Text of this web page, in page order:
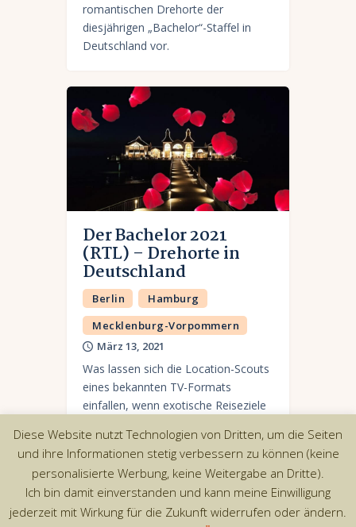
romantischen Drehorte der
diesjährigen „Bachelor“-Staffel in
Deutschland vor.
Der Bachelor 2021
(RTL) – Drehorte in
Deutschland
Berlin
Hamburg
Mecklenburg-Vorpommern
März 13, 2021
Was lassen sich die Location-Scouts
eines bekannten TV-Formats
einfallen, wenn exotische Reiseziele
coronabedingt gestrichen sind und
es darum geht Traumspots in
Deutschland zu finden? Wir…
Diese Website nutzt Technologien von Dritten, um die Seiten
und ihre Informationen stetig verbessern zu können (keine
personalisierte Werbung, keine Weitergabe an Dritte).
Ich bin damit einverstanden und kann meine Einwilligung
jederzeit mit Wirkung für die Zukunft widerrufen oder ändern.